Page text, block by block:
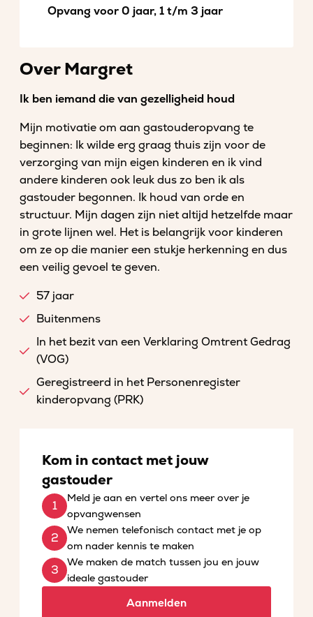
Opvang voor 0 jaar, 1 t/m 3 jaar
Over Margret
Ik ben iemand die van gezelligheid houd
Mijn motivatie om aan gastouderopvang te
beginnen: Ik wilde erg graag thuis zijn voor de
verzorging van mijn eigen kinderen en ik vind
andere kinderen ook leuk dus zo ben ik als
gastouder begonnen. Ik houd van orde en
structuur. Mijn dagen zijn niet altijd hetzelfde maar
in grote lijnen wel. Het is belangrijk voor kinderen
om ze op die manier een stukje herkenning en dus
een veilig gevoel te geven.
57 jaar
Buitenmens
In het bezit van een Verklaring Omtrent Gedrag
(VOG)
Geregistreerd in het Personenregister
kinderopvang (PRK)
Kom in contact met jouw
gastouder
Meld je aan en vertel ons meer over je
opvangwensen
We nemen telefonisch contact met je op
om nader kennis te maken
We maken de match tussen jou en jouw
ideale gastouder
Aanmelden